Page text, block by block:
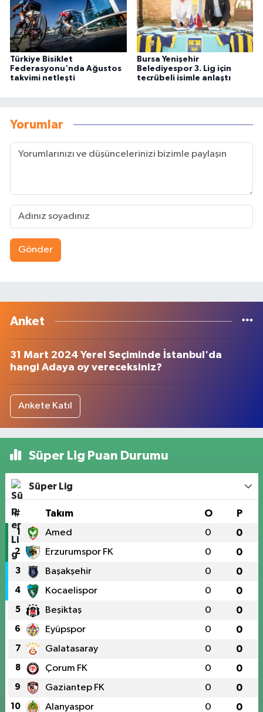
Türkiye Bisiklet
Federasyonu'nda Ağustos
takvimi netleşti
Bursa Yenişehir
Belediyespor 3. Lig için
tecrübeli isimle anlaştı
Yorumlar
Gönder
Anket
31 Mart 2024 Yerel Seçiminde İstanbul'da
hangi Adaya oy vereceksiniz?
Ankete Katıl
Süper Lig Puan Durumu
Süper Lig
# Takım O P
1 Amed 0 0
2 Erzurumspor FK 0 0
3 Başakşehir 0 0
4 Kocaelispor 0 0
5 Beşiktaş 0 0
6 Eyüpspor 0 0
7 Galatasaray 0 0
8 Çorum FK 0 0
9 Gaziantep FK 0 0
10 Alanyaspor 0 0